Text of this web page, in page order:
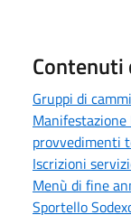
Gruppi di
provvedimenti
Iscrizioni
Menù di fine
Sportello